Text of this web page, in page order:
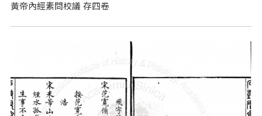
黃帝內經素問校議 存四卷